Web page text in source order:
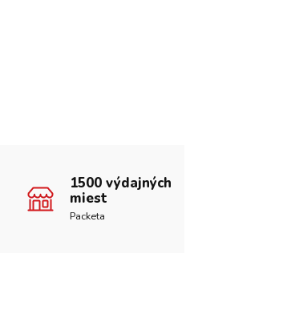
1500 výdajných
miest
Packeta